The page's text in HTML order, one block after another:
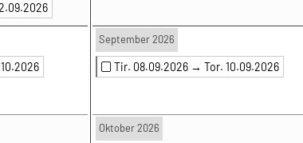
September 2026
Tir. 08.09.2026 → Tor. 10.09.2026
Oktober 2026